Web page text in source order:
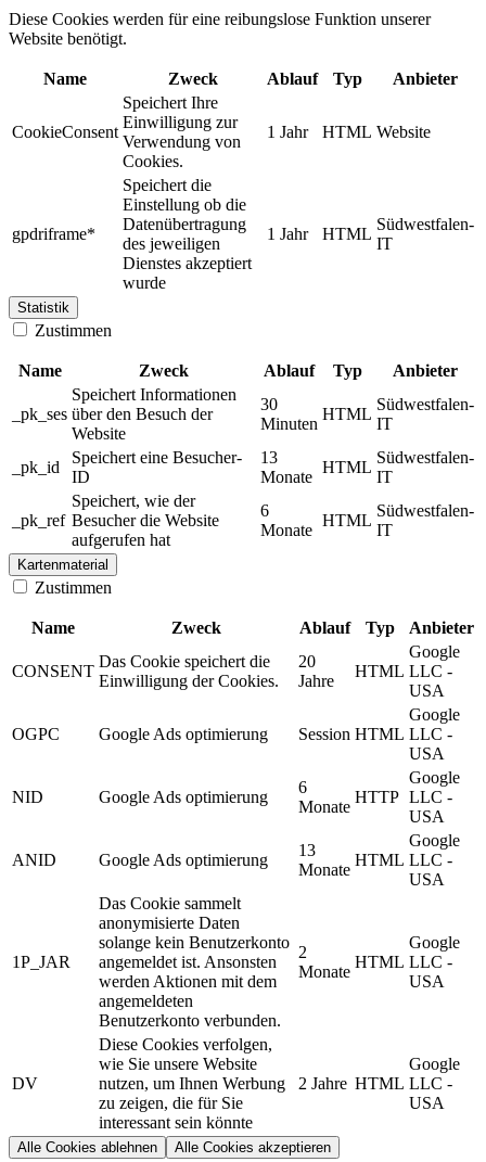
Diese Cookies werden für eine reibungslose Funktion unserer
Website benötigt.
Name Zweck Ablauf Typ Anbieter
CookieConsent
Speichert Ihre
Einwilligung zur
Verwendung von
Cookies.
1 Jahr HTML Website
gpdriframe*
Speichert die
Einstellung ob die
Datenübertragung
des jeweiligen
Dienstes akzeptiert
wurde
1 Jahr HTML
Südwestfalen-
IT
Statistik
Zustimmen
Name Zweck Ablauf Typ Anbieter
_pk_ses
Speichert Informationen
über den Besuch der
Website
30
Minuten
HTML
Südwestfalen-
IT
_pk_id
Speichert eine Besucher-
ID
13
Monate
HTML
Südwestfalen-
IT
_pk_ref
Speichert, wie der
Besucher die Website
aufgerufen hat
6
Monate
HTML
Südwestfalen-
IT
Kartenmaterial
Zustimmen
Name Zweck Ablauf Typ Anbieter
CONSENT
Das Cookie speichert die
Einwilligung der Cookies.
20
Jahre
HTML
Google
LLC -
USA
OGPC Google Ads optimierung Session HTML
Google
LLC -
USA
NID Google Ads optimierung
6
Monate
HTTP
Google
LLC -
USA
ANID Google Ads optimierung
13
Monate
HTML
Google
LLC -
USA
1P_JAR
Das Cookie sammelt
anonymisierte Daten
solange kein Benutzerkonto
angemeldet ist. Ansonsten
werden Aktionen mit dem
angemeldeten
Benutzerkonto verbunden.
2
Monate
HTML
Google
LLC -
USA
DV
Diese Cookies verfolgen,
wie Sie unsere Website
nutzen, um Ihnen Werbung
zu zeigen, die für Sie
interessant sein könnte
2 Jahre HTML
Google
LLC -
USA
Alle Cookies ablehnen Alle Cookies akzeptieren